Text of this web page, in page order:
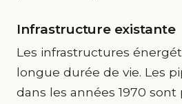
Infrastructure existante
Les infrastructures
longue durée de vie. Les
dans les années 1970